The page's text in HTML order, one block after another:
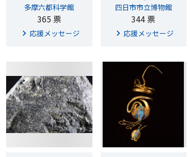
多摩六都科学館
365 票
応援メッセージ
四日市市立博物館
344 票
応援メッセージ